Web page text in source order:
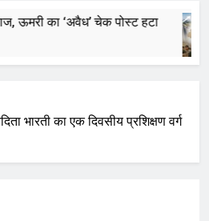
का ‘अवैध’ चेक पोस्ट हटा
भारती का एक दिवसीय प्रशिक्षण वर्ग